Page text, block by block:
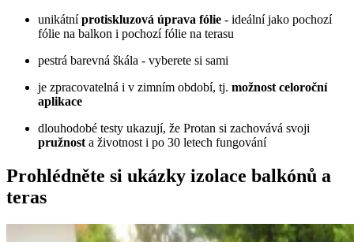
unikátníprotiskluzová úprava fólie - ideální jako pochozí
fólie na balkon i pochozí fólie na terasu
pestrá barevná škála - vyberete si sami
je zpracovatelná i v zimním období, tj. možnost celoroční
aplikace
dlouhodobé testy ukazují, že Protan si zachovává svoji
pružnost a životnost i po 30 letech fungování
Prohlédněte si ukázky izolace balkónů a
teras